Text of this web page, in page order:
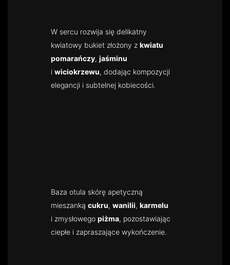
W sercu rozwija się delikatny
kwiatowy bukiet złożony z kwiatu
pomarańczy, jaśminu
i wiciokrzewu, dodając kompozycji
elegancji i subtelnej kobiecości.
Baza otula skórę apetyczną
mieszanką cukru, wanilii, karmelu
i zmysłowego piżma, pozostawiając
ciepłe i zapraszające wykończenie.